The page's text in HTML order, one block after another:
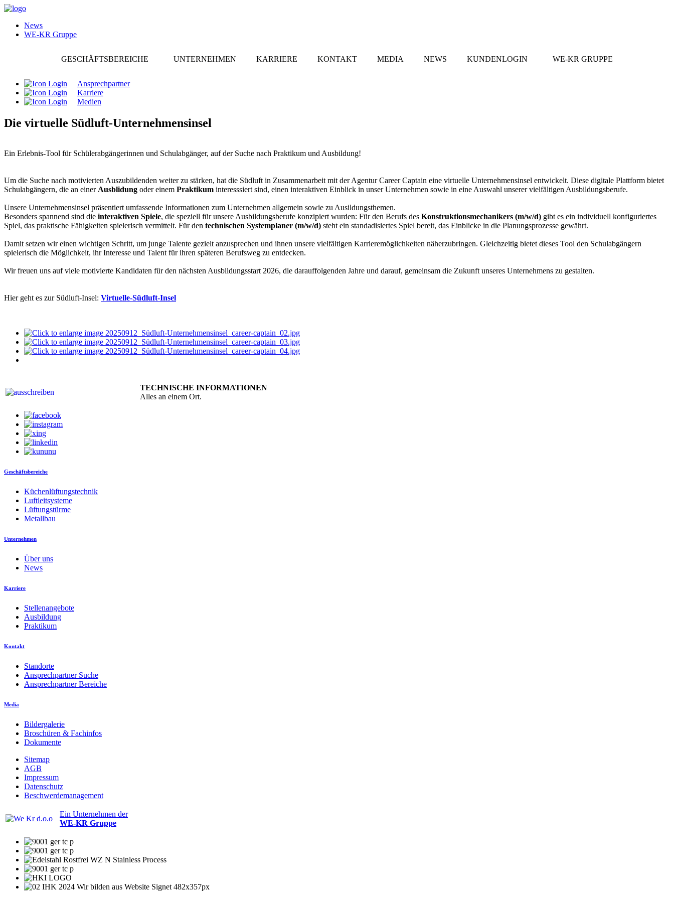
News
WE-KR Gruppe
GESCHÄFTSBEREICHE UNTERNEHMEN KARRIERE KONTAKT MEDIA NEWS KUNDENLOGIN WE-KR GRUPPE
Ansprechpartner
Karriere
Medien
Die virtuelle Südluft-Unternehmensinsel
Ein Erlebnis-Tool für Schülerabgängerinnen und Schulabgänger, auf der Suche nach Praktikum und Ausbildung!
Um die Suche nach motivierten Auszubildenden weiter zu stärken, hat die Südluft in Zusammenarbeit mit der Agentur Career Captain eine virtuelle Unternehmensinsel entwickelt. Diese digitale Plattform bietet
Schulabgängern, die an einer Ausblidung oder einem Praktikum interesssiert sind, einen interaktiven Einblick in unser Unternehmen sowie in eine Auswahl unserer vielfältigen Ausbildungsberufe.
Unsere Unternehmensinsel präsentiert umfassende Informationen zum Unternehmen allgemein sowie zu Ausildungsthemen.
Besonders spannend sind die interaktiven Spiele, die speziell für unsere Ausbildungsberufe konzipiert wurden: Für den Berufs des Konstruktionsmechanikers (m/w/d) gibt es ein individuell konfiguriertes
Spiel, das praktische Fähigkeiten spielerisch vermittelt. Für den technischen Systemplaner (m/w/d) steht ein standadisiertes Spiel bereit, das Einblicke in die Planungsprozesse gewährt.
Damit setzen wir einen wichtigen Schritt, um junge Talente gezielt anzusprechen und ihnen unsere vielfältigen Karrieremöglichkeiten näherzubringen. Gleichzeitig bietet dieses Tool den Schulabgängern
spielerisch die Möglichkeit, ihr Interesse und Talent für ihren späteren Berufsweg zu entdecken.
Wir freuen uns auf viele motivierte Kandidaten für den nächsten Ausbildungsstart 2026, die darauffolgenden Jahre und darauf, gemeinsam die Zukunft unseres Unternehmens zu gestalten.
Hier geht es zur Südluft-Insel: Virtuelle-Südluft-Insel
TECHNISCHE INFORMATIONEN
Alles an einem Ort.
Geschäftsbereiche
Küchenlüftungstechnik
Luftleitsysteme
Lüftungstürme
Metallbau
Unternehmen
Über uns
News
Karriere
Stellenangebote
Ausbildung
Praktikum
Kontakt
Standorte
Ansprechpartner Suche
Ansprechpartner Bereiche
Media
Bildergalerie
Broschüren & Fachinfos
Dokumente
Sitemap
AGB
Impressum
Datenschutz
Beschwerdemanagement
Ein Unternehmen der
WE-KR Gruppe